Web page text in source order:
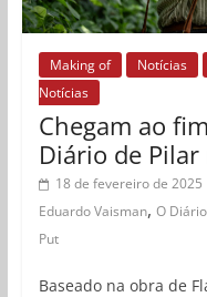
Making of Notícias
Notícias
Chegam ao
Diário de Pilar
18 de fevereiro de 2025
Eduardo Vaisman, O
Put
Baseado na obra de